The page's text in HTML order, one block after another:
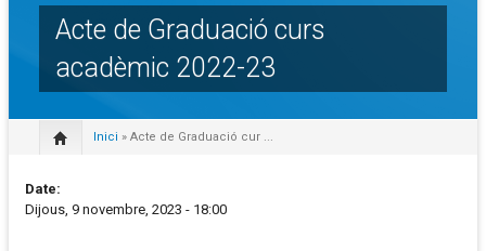
Acte de Graduació curs
acadèmic 2022-23
Inici » Acte de Graduació cur ...
Date:
Dijous, 9 novembre, 2023 - 18:00